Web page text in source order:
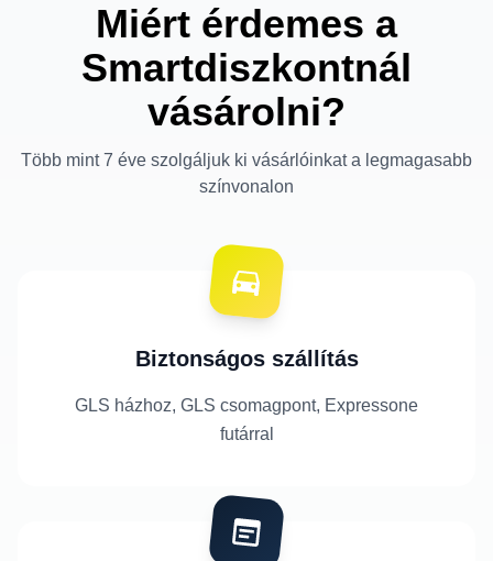
Miért érdemes a
Smartdiszkontnál
vásárolni?
Több mint 7 éve szolgáljuk ki vásárlóinkat a legmagasabb
színvonalon
Biztonságos szállítás
GLS házhoz, GLS csomagpont, Expressone
futárral